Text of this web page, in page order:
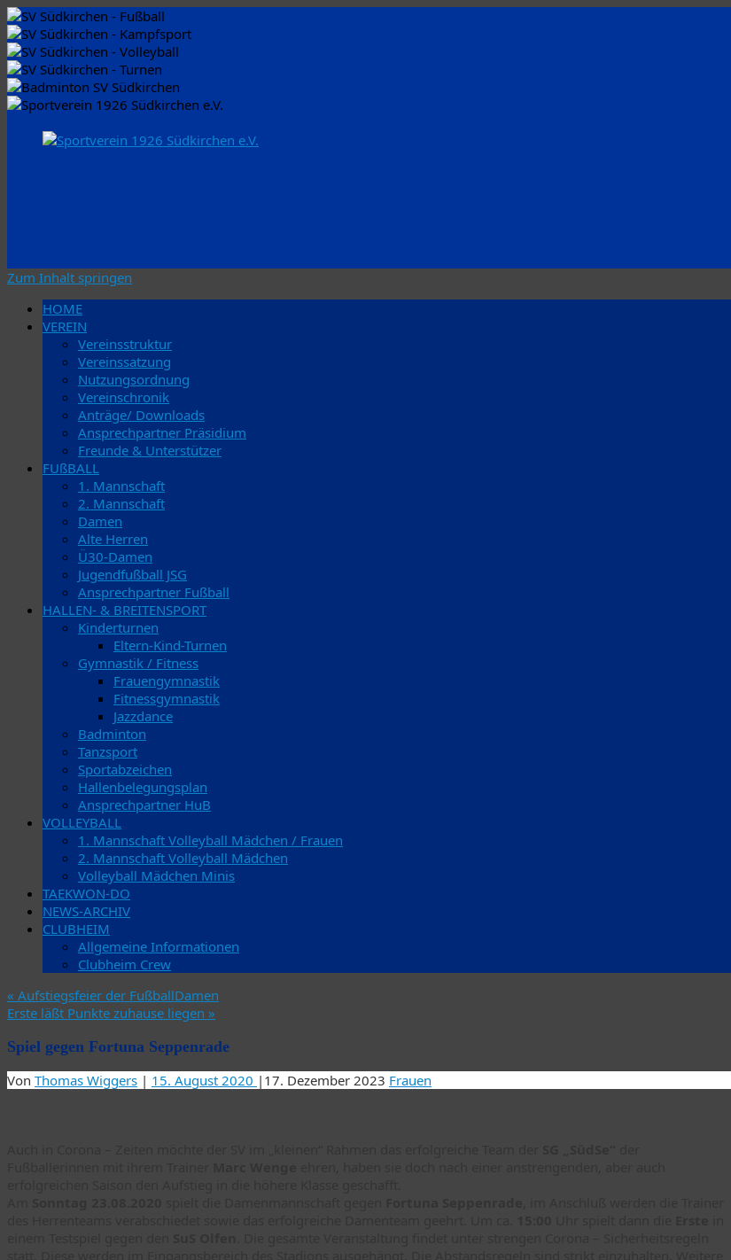
Zum Inhalt springen
HOME
VEREIN
Vereinsstruktur
Vereinssatzung
Nutzungsordnung
Vereinschronik
Anträge/ Downloads
Ansprechpartner Präsidium
Freunde & Unterstützer
FUßBALL
1. Mannschaft
2. Mannschaft
Damen
Alte Herren
Ü30-Damen
Jugendfußball JSG
Ansprechpartner Fußball
HALLEN- & BREITENSPORT
Kinderturnen
Eltern-Kind-Turnen
Gymnastik / Fitness
Frauengymnastik
Fitnessgymnastik
Jazzdance
Badminton
Tanzsport
Sportabzeichen
Hallenbelegungsplan
Ansprechpartner HuB
VOLLEYBALL
1. Mannschaft Volleyball Mädchen / Frauen
2. Mannschaft Volleyball Mädchen
Volleyball Mädchen Minis
TAEKWON-DO
NEWS-ARCHIV
CLUBHEIM
Allgemeine Informationen
Clubheim Crew
« Aufstiegsfeier der FußballDamen
Erste läßt Punkte zuhause liegen »
Spiel gegen Fortuna Seppenrade
Von Thomas Wiggers | 15. August 2020 | 17. Dezember 2023 Frauen